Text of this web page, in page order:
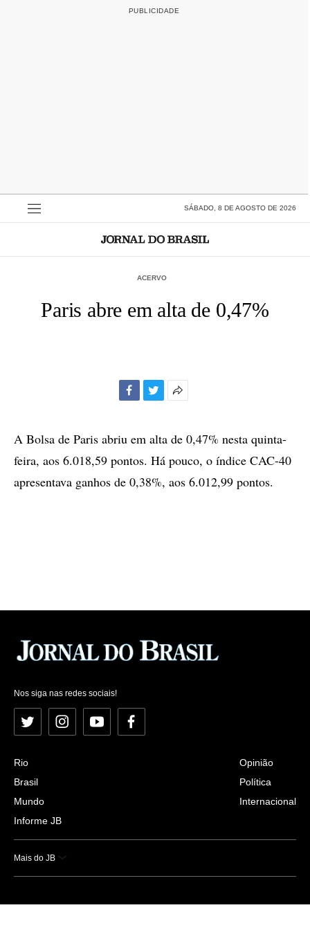
SÁBADO, 8 DE AGOSTO DE 2026
ACERVO
Paris abre em alta de 0,47%
compartilhamento
A Bolsa de Paris abriu em alta de 0,47% nesta quinta-
feira, aos 6.018,59 pontos. Há pouco, o índice CAC-40
apresentava ganhos de 0,38%, aos 6.012,99 pontos.
Nos siga nas redes sociais!
Twitter InstagramYouTubeFacebook
Rio
Brasil
Mundo
Informe JB
Opinião
Política
Internacional
Mais do JB
Esportes